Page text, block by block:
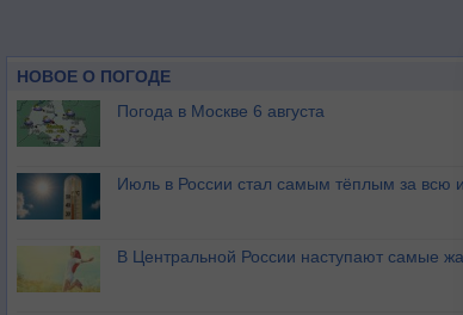
НОВОЕ О ПОГОДЕ
Погода в Москве 6 августа
Июль в России стал самым тёплым за всю
В Центральной России наступают самые